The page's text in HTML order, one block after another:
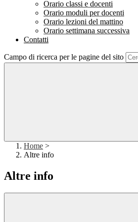
Orario classi e docenti
Orario moduli per docenti
Orario lezioni del mattino
Orario settimana successiva
Contatti
Campo di ricerca per le pagine del sito
Home >
Altre info
Altre info